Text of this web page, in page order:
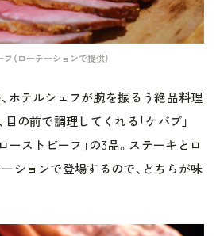
（ローテーションで提供）
ホテルシェフが腕を振るう絶品料理
目の前で調理してくれる「ケバブ」
ーストビーフ」の3品。ステーキとロ
ションで登場するので、どちらが味